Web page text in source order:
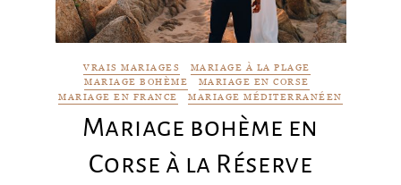
VRAIS MARIAGES
MARIAGE À LA PLAGE
MARIAGE BOHÈME
MARIAGE EN CORSE
MARIAGE EN FRANCE
MARIAGE MÉDITERRANÉEN
Mariage bohème en
Corse à la Réserve